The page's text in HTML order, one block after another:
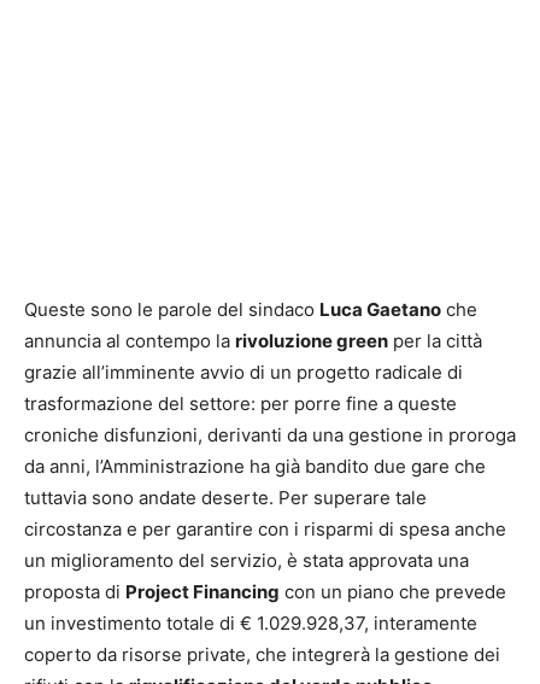
Queste sono le parole del sindaco Luca Gaetano che
annuncia al contempo la rivoluzione green per la città
grazie all’imminente avvio di un progetto radicale di
trasformazione del settore: per porre fine a queste
croniche disfunzioni, derivanti da una gestione in proroga
da anni, l’Amministrazione ha già bandito due gare che
tuttavia sono andate deserte. Per superare tale
circostanza e per garantire con i risparmi di spesa anche
un miglioramento del servizio, è stata approvata una
proposta di Project Financing con un piano che prevede
un investimento totale di € 1.029.928,37, interamente
coperto da risorse private, che integrerà la gestione dei